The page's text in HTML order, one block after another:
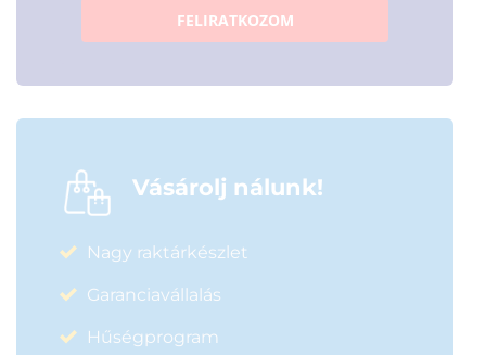
FELIRATKOZOM
Vásárolj nálunk!
Nagy raktárkészlet
Garanciavállalás
Hűségprogram